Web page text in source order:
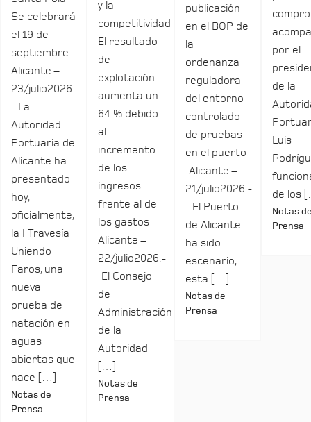
Se celebrará
el 19 de
septiembre
Alicante –
23/julio2026.-
La
Autoridad
Portuaria de
Alicante ha
presentado
hoy,
oficialmente,
la I Travesía
Uniendo
Faros, una
nueva
prueba de
natación en
aguas
abiertas que
nace […]
Notas de
Prensa
y la
competitividad
El resultado
de
explotación
aumenta un
64 % debido
al
incremento
de los
ingresos
frente al de
los gastos
Alicante –
22/julio2026.-
El Consejo
de
Administración
de la
Autoridad
Notas de
Prensa
publicación
en el BOP de
la
ordenanza
reguladora
del entorno
controlado
de pruebas
en el puerto
Alicante –
21/julio2026.-
El Puerto
de Alicante
ha sido
escenario,
esta […]
Notas de
Prensa
por el
de la
Luis
de los
Notas
Prensa